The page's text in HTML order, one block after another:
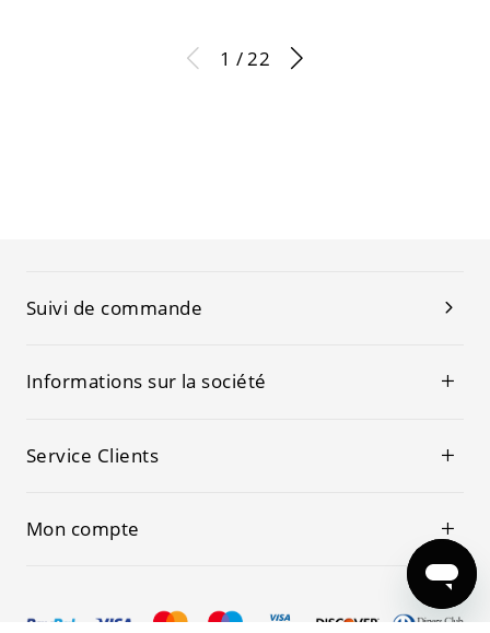
interrupteur inclus, 110V-1 / 22
Suivi de commande
Informations sur la société
Service Clients
Mon compte